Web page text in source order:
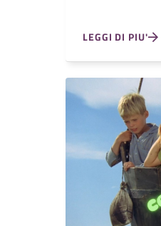
LEGGI DI PIU'